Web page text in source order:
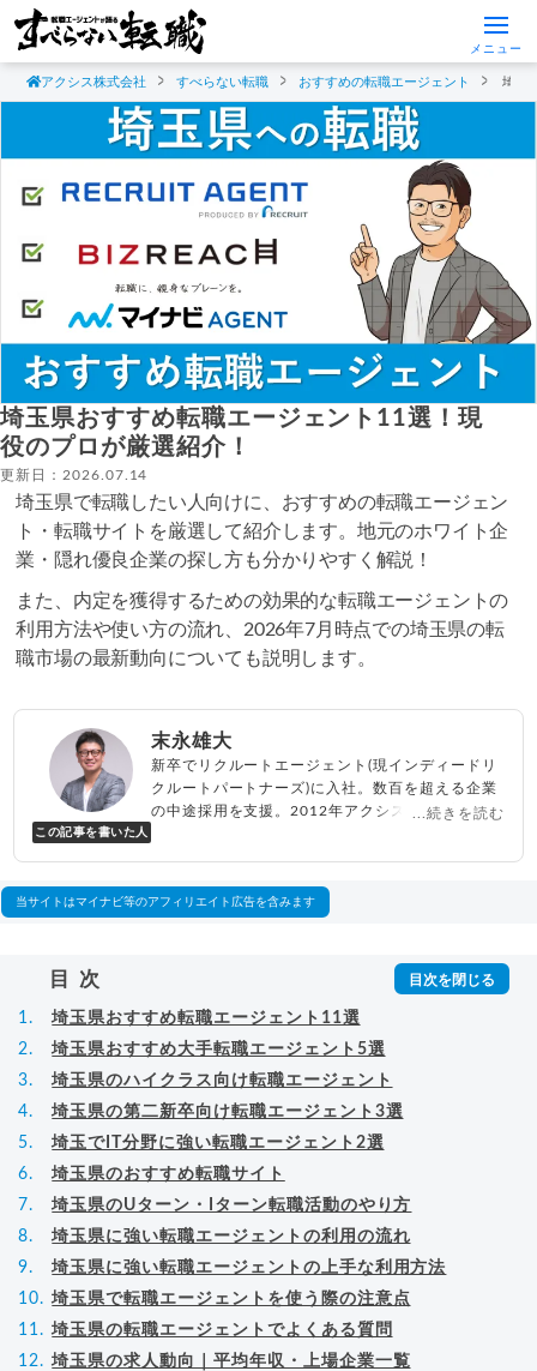
メニュー
アクシス株式会社 すべらない転職 おすすめの転職エージェント 埼玉
埼玉県おすすめ転職エージェント11選！現
役のプロが厳選紹介！
更新日：2026.07.14
埼玉県で転職したい人向けに、おすすめの転職エージェン
ト・転職サイトを厳選して紹介します。地元のホワイト企
業・隠れ優良企業の探し方も分かりやすく解説！
また、内定を獲得するための効果的な転職エージェントの
利用方法や使い方の流れ、2026年7月時点での埼玉県の転
職市場の最新動向についても説明します。
この記事を書いた人
末永雄大
新卒でリクルートエージェント(現インディードリ
クルートパートナーズ)に入社。数百を超える企業
の中途採用を支援。2012年アクシス(株)設立、代
べらない転職エージェント
...続きを読む
当サイトはマイナビ等のアフィリエイト広告を含みます
目次
埼玉県おすすめ転職エージェント11選
埼玉県おすすめ大手転職エージェント5選
埼玉県のハイクラス向け転職エージェント
埼玉県の第二新卒向け転職エージェント3選
埼玉でIT分野に強い転職エージェント2選
埼玉県のおすすめ転職サイト
埼玉県のUターン・Iターン転職活動のやり方
埼玉県に強い転職エージェントの利用の流れ
埼玉県に強い転職エージェントの上手な利用方法
埼玉県で転職エージェントを使う際の注意点
埼玉県の転職エージェントでよくある質問
埼玉県の求人動向｜平均年収・上場企業一覧